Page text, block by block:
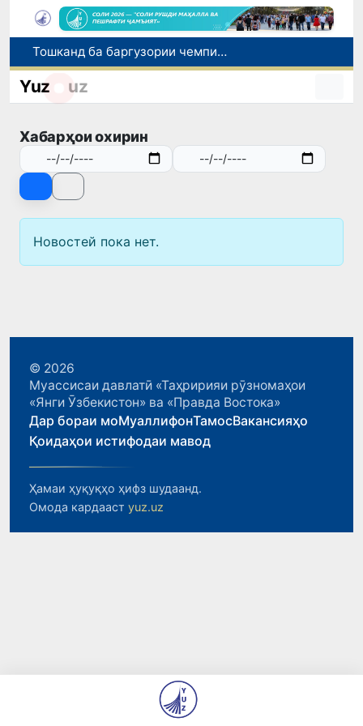
Тошканд ба баргузории чемпионати Осиё оид ба вазнабардорӣ омодагӣ мебинад
Шаҳрвандони Ӯзбекистон метавонанд дар доираи барномаи H-2A ба корҳои мавсимии кишоварзӣ дар ИМА сафарбар шаванд
Дар Қашқадарё анҷумани байналмилалии экологӣ бо иштироки ҷавонон аз нӯҳ кишвар баргузор мешавад
Yuz uz
Хабарҳои охирин
Новостей пока нет.
© 2026
Муассисаи давлатӣ «Таҳририяи рӯзномаҳои
«Янги Ӯзбекистон» ва «Правда Востока»
Дар бораи моМуаллифонТамосВакансияҳо
Қоидаҳои истифодаи мавод
Ҳамаи ҳуқуқҳо ҳифз шудаанд.
Омода кардааст yuz.uz